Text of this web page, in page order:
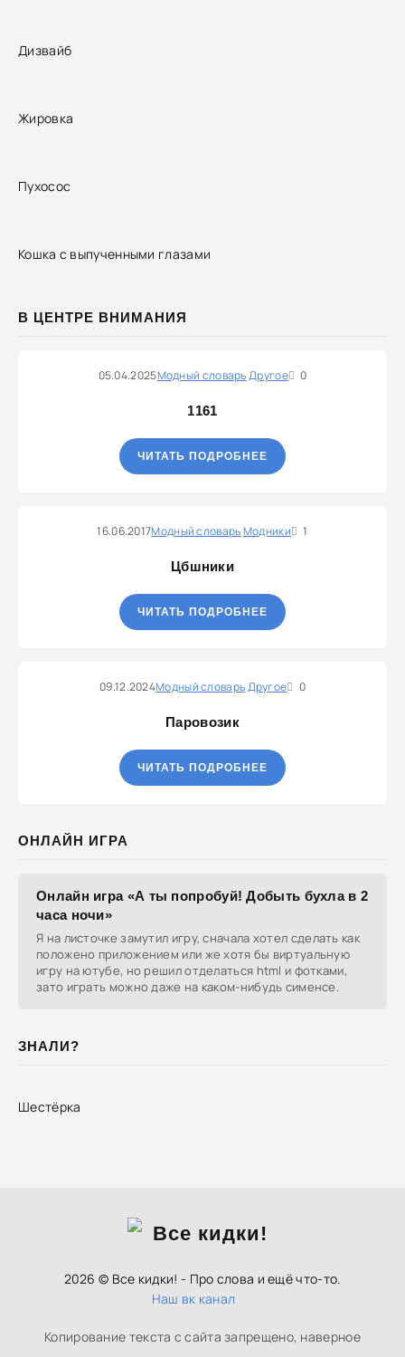
Дизвайб
Жировка
Пухосос
Кошка с выпученными глазами
В ЦЕНТРЕ ВНИМАНИЯ
05.04.2025Модный словарьДругое 0
1161
ЧИТАТЬ ПОДРОБНЕЕ
16.06.2017Модный словарьМодники 1
Цбшники
ЧИТАТЬ ПОДРОБНЕЕ
09.12.2024Модный словарьДругое 0
Паровозик
ЧИТАТЬ ПОДРОБНЕЕ
ОНЛАЙН ИГРА
Онлайн игра «А ты попробуй! Добыть бухла в 2
часа ночи»
Я на листочке замутил игру, сначала хотел сделать как
положено приложением или же хотя бы виртуальную
игру на ютубе, но решил отделаться html и фотками,
зато играть можно даже на каком-нибудь сименсе.
ЗНАЛИ?
Шестёрка
2026 © Все кидки! - Про слова и ещё что-то.
Наш вк канал
Копирование текста с сайта запрещено, наверное